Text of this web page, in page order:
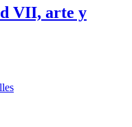
VII, arte y